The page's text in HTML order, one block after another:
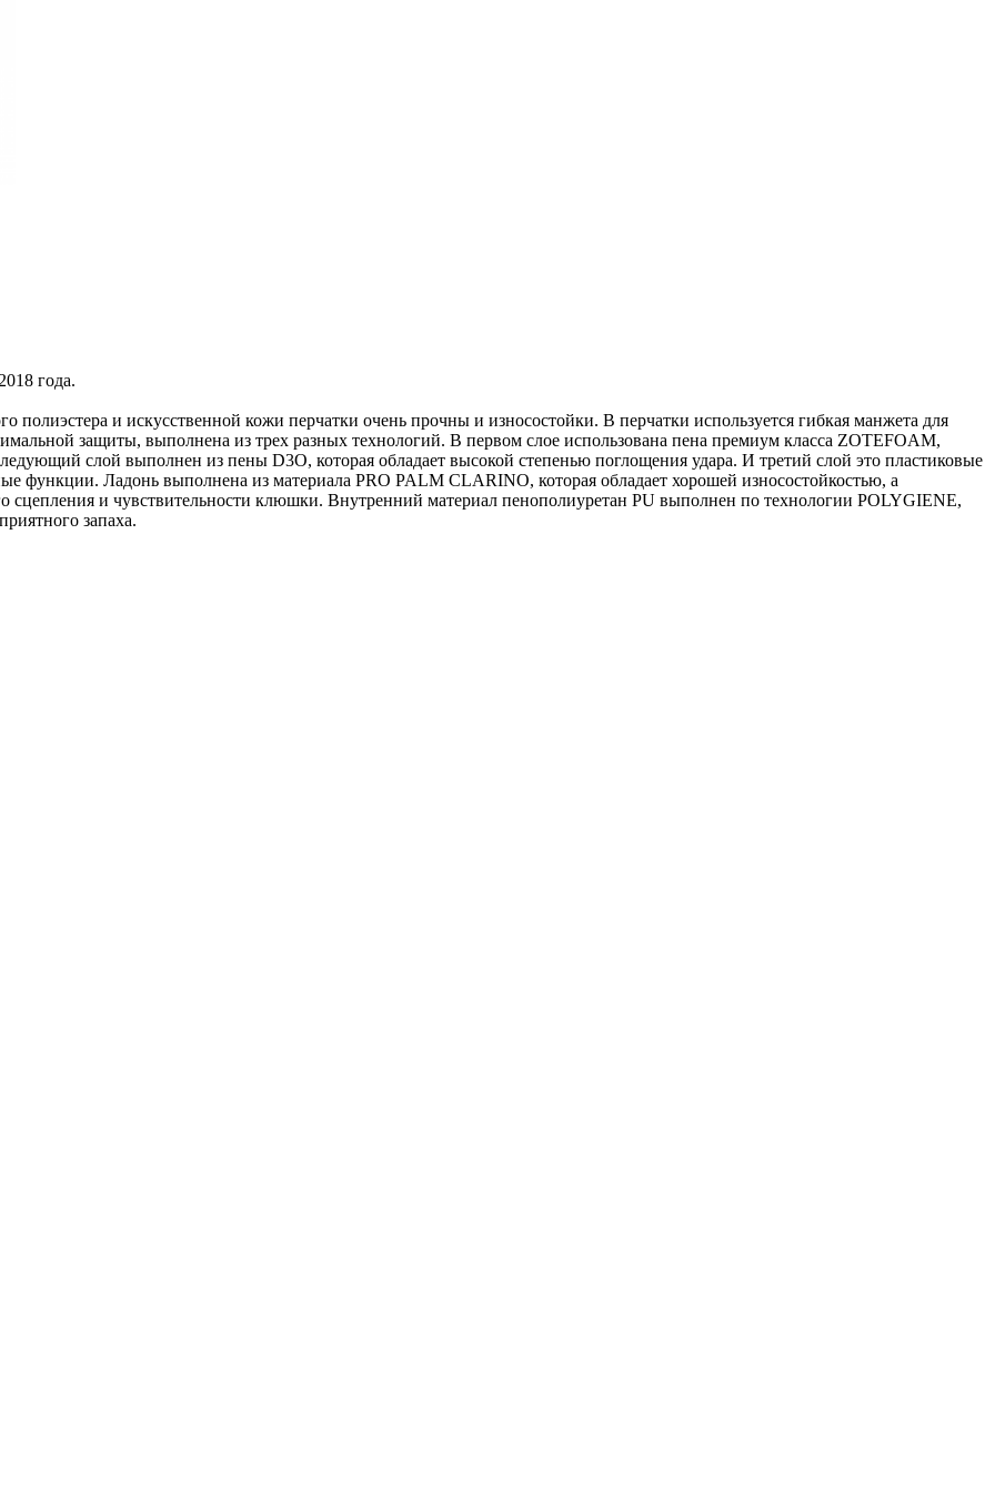
года.
полиэстера и искусственной кожи перчатки очень прочны и износостойки. В перчатки используется гибкая манжета для
защиты, выполнена из трех разных технологий. В первом слое использована пена премиум класса ZOTEFOAM,
слой выполнен из пены D3O, которая обладает высокой степенью поглощения удара. И третий слой это пластиковые
функции. Ладонь выполнена из материала PRO PALM CLARINO, которая обладает хорошей износостойкостью, а
сцепления и чувствительности клюшки. Внутренний материал пенополиуретан PU выполнен по технологии POLYGIENE,
запаха.